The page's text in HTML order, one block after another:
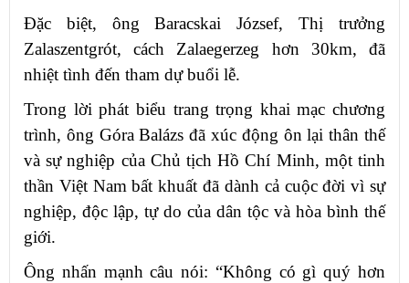
Đặc biệt, ông Baracskai József, Thị trưởng
Zalaszentgrót, cách Zalaegerzeg hơn 30km, đã
nhiệt tình đến tham dự buổi lễ.
Trong lời phát biểu trang trọng khai mạc chương
trình, ông Góra Balázs đã xúc động ôn lại thân thế
và sự nghiệp của Chủ tịch Hồ Chí Minh, một tinh
thần Việt Nam bất khuất đã dành cả cuộc đời vì sự
nghiệp, độc lập, tự do của dân tộc và hòa bình thế
giới.
Ông nhấn mạnh câu nói: “Không có gì quý hơn